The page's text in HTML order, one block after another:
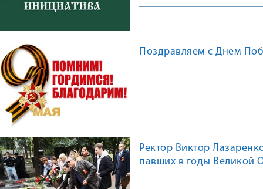
Поздравляем с Днем
Ректор Виктор
павших в годы Великой